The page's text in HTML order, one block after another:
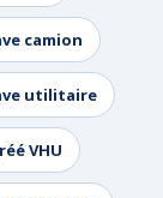
camion
utilitaire
VHU